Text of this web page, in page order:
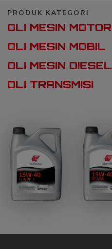
PRODUK KATEGORI
OLI MESIN MOTOR
OLI MESIN MOBIL
OLI MESIN DIESEL
OLI TRANSMISI